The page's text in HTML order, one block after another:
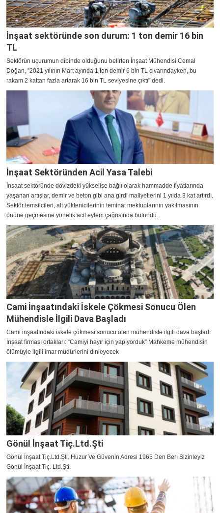
İnşaat sektöründe son durum: 1 ton demir 16 bin
TL
Sektörün uçurumun dibinde olduğunu belirten İnşaat Mühendisi Cemal
Doğan, "2021 yılının Mart ayında 1 ton demir 6 bin TL civarındayken, bu
rakam 2 kattan fazla artarak 16 bin TL seviyesine çıktı" dedi.
İnşaat Sektöründen Acil Yasa Talebi
İnşaat sektöründe dövizdeki yükselişe bağlı olarak hammadde fiyatlarında
yaşanan artışlar, demir ve beton gibi ana girdi maliyetlerini 1 yılda 3 kat artırdı.
Sektör temsilcileri, alt yüklenicilerinin teminat mektuplarının yakılmasının
önüne geçmesine yönelik acil eylem çağrısında bulundu.
Cami İnşaatındaki İskele Çökmesi Sonucu Ölen
Mühendisle İlgili Dava Başladı
Cami inşaatındaki iskele çökmesi sonucu ölen mühendisle ilgili dava başladı
İnşaat firması ortakları: “Camiyi hayır için yapıyorduk” Mahkeme mühendisin
ölümüyle ilgili imar müdürlerini dinleyecek
Gönül İnşaat Tiç.Ltd.Şti
Gönül İnşaat Tiç.Ltd.Şti. Huzur Ve Güvenin Adresi 1965 Den Berı Sizinleyiz
Gönül İnşaat Tiç. Ltd.Şti.